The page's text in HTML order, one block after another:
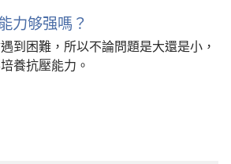
力够强嗎？
到困難，所以不論問題是大還是小，
養抗壓能力。